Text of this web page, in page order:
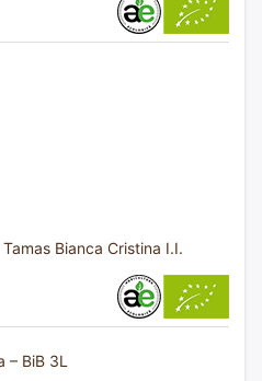
Bianca Cristina I.I.